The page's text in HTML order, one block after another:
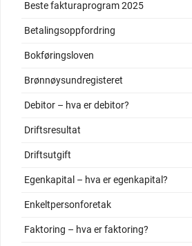
Beste fakturaprogram 2025
Betalingsoppfordring
Bokføringsloven
Brønnøysundregisteret
Debitor – hva er debitor?
Driftsresultat
Driftsutgift
Egenkapital – hva er egenkapital?
Enkeltpersonforetak
Faktoring – hva er faktoring?